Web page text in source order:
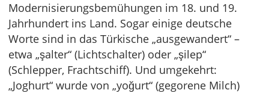
Modernisierungsbemühungen im 18. und 19.
Jahrhundert ins Land. Sogar einige deutsche
Worte sind in das Türkische „ausgewandert“ –
etwa „şalter“ (Lichtschalter) oder „şilep“
(Schlepper, Frachtschiff). Und umgekehrt:
„Joghurt“ wurde von „yoğurt“ (gegorene Milch)